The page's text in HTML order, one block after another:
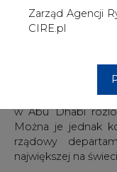
Zarząd Agencji
CIRE.pl
pracę na początku
NGK zapewnia,
Baterie
w Abu Dhabi
Można je jednak
rządowy
największej na